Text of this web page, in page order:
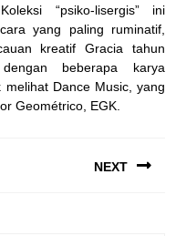
“psiko-lisergis” ini
yang paling ruminatif,
kreatif Gracia tahun
beberapa karya
Dance Music, yang
Geométrico, EGK.
NEXT